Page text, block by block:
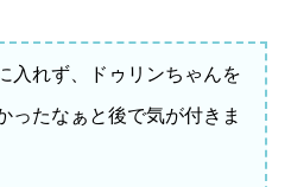
入れず、ドゥリンちゃんを
ったなぁと後で気が付きま